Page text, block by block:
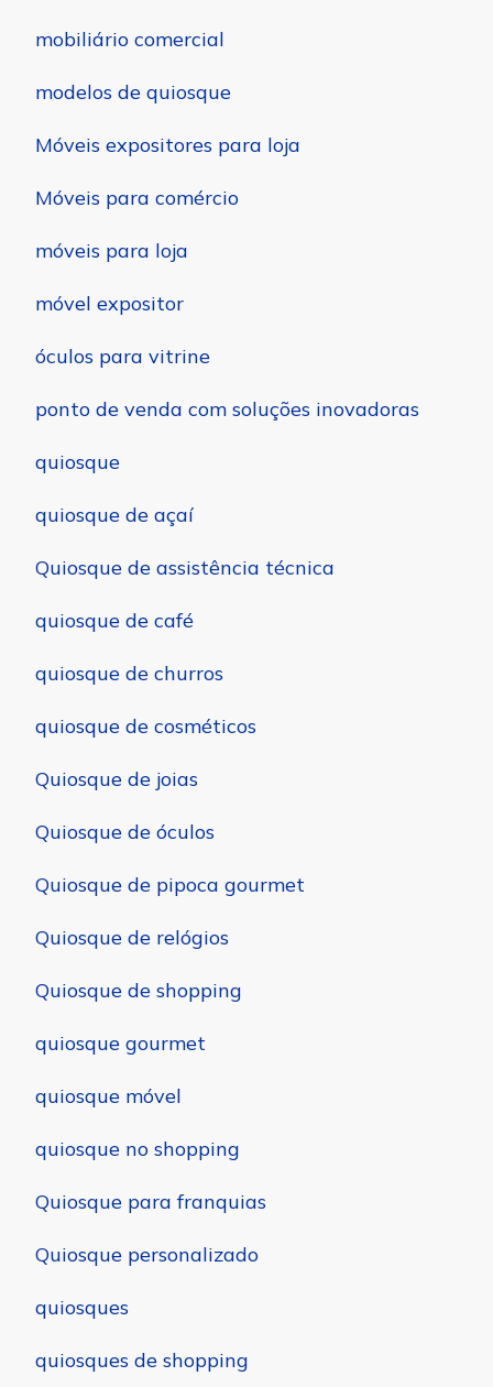
mobiliário comercial
modelos de quiosque
Móveis expositores para loja
Móveis para comércio
móveis para loja
móvel expositor
óculos para vitrine
ponto de venda com soluções inovadoras
quiosque
quiosque de açaí
Quiosque de assistência técnica
quiosque de café
quiosque de churros
quiosque de cosméticos
Quiosque de joias
Quiosque de óculos
Quiosque de pipoca gourmet
Quiosque de relógios
Quiosque de shopping
quiosque gourmet
quiosque móvel
quiosque no shopping
Quiosque para franquias
Quiosque personalizado
quiosques
quiosques de shopping